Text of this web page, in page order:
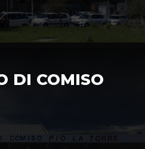
DI COMISO